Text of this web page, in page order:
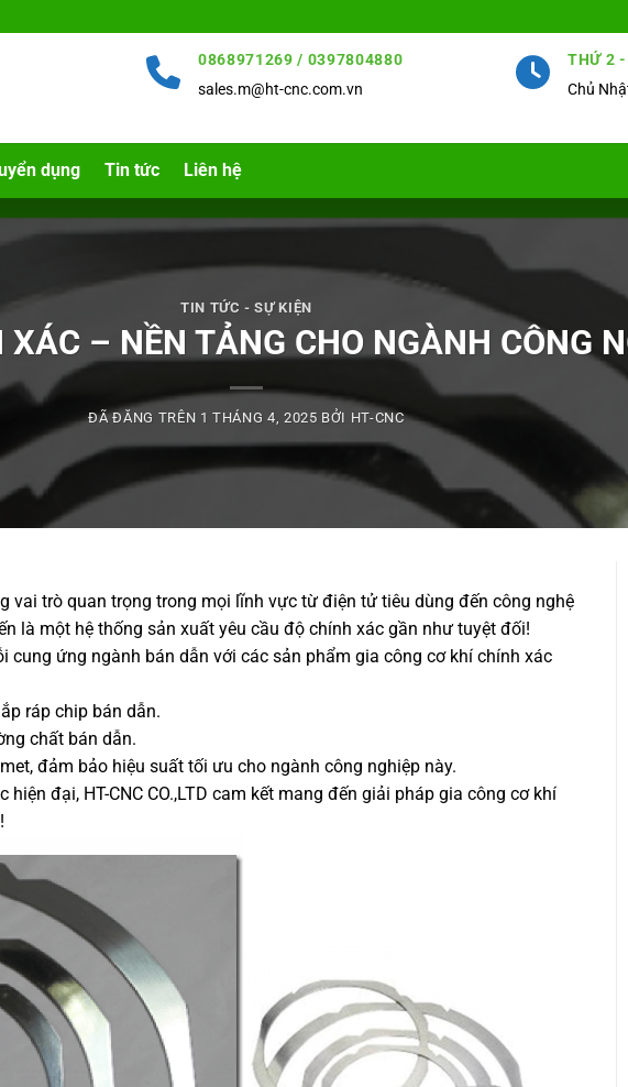
0868971269 / 0397804880
sales.m@ht-cnc.com.vn
THỨ 2
Chủ
dụng Tin tức Liên hệ
TIN TỨC - SỰ KIỆN
– NỀN TẢNG CHO NGÀNH CÔNG
ĐÃ ĐĂNG TRÊN 1 THÁNG 4, 2025 BỞI HT-CNC
vai trò quan trọng trong mọi lĩnh vực từ điện tử tiêu dùng đến công nghệ
là một hệ thống sản xuất yêu cầu độ chính xác gần như tuyệt đối!
cung ứng ngành bán dẫn với các sản phẩm gia công cơ khí chính xác
ráp chip bán dẫn.
chất bán dẫn.
đảm bảo hiệu suất tối ưu cho ngành công nghiệp này.
đại, HT-CNC CO.,LTD cam kết mang đến giải pháp gia công cơ khí